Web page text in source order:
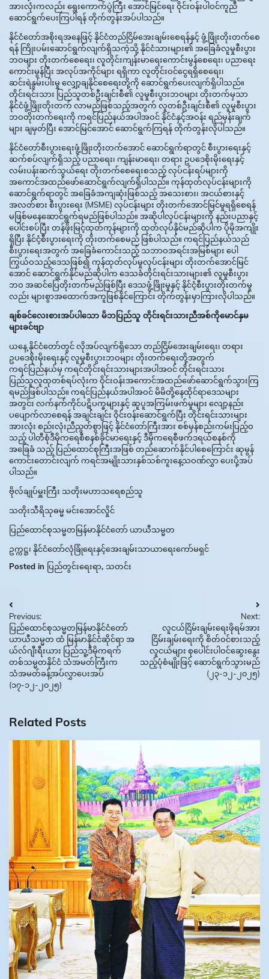
အားလုံးကလည်း ရွေးကောက်ပွဲကြီး အောင်မြင်ရေး ဝိုင်းဝန်းပါဝင်ကူညီ
ဆောင်ရွက်ပေးကြပါရန် တိုက်တွန်းအပ်ပါသည်။
နိုင်ငံတော်အစိုးရအနေဖြင့် နိုင်ငံတည်ငြိမ်အေးချမ်းစေရန်နှင့် ဖွံ့ဖြိုးတိုးတက်စေ
ရန် ကြိုးပမ်းဆောင်ရွက်လျက်ရှိသကဲ့သို့ နိုင်ငံသားများ၏ အခြေခံလူမှုစီးပွား
ဘဝများ တိုးတက်စေရေး၊ လူတိုင်းကျန်းမာရေးကောင်းမွန်စေရေး၊ ပညာရေး
ကောင်းမွန်ပြီး အလုပ်အကိုင်များ ရရှိကာ လူတိုင်းဝင်ငွေရရှိစေရေး၊
ဆင်းရဲနွမ်းပါးမှု လျှော့ချနိုင်စေရေးတို့ကို ဆောင်ရွက်ပေးလျက်ရှိပါသည်။
တိုင်းရင်းသား ပြည်သူတစ်ဦးချင်းစီ၏ လူမှုစီးပွားဘဝများ တိုးတက်မှသာ
နိုင်ငံဖွံ့ဖြိုးတိုးတက် လာမည်ဖြစ်သည့်အတွက် လူတစ်ဦးချင်းစီ၏ လူမှုစီးပွား
ဘဝတိုးတက်ရေးကို ကရင်ပြည်နယ်အပါအဝင် နိုင်ငံနှင့်အဝန်း ရည်မှန်းချက်
များ ချမှတ်ပြီး အောင်မြင်အောင် ဆောင်ရွက်ကြရန် တိုက်တွန်းလိုပါသည်။
နိုင်ငံတော်စီးပွားရေးဖွံ့ဖြိုးတိုးတက်အောင် ဆောင်ရွက်ရာတွင် စီးပွားရေးနှင့်
ဆက်စပ်လျက်ရှိသည့် ပညာရေး၊ ကျန်းမာရေး၊ တရား ဥပဒေစိုးမိုးရေးနှင့်
လမ်းပန်းဆက်သွယ်ရေး တိုးတက်စေရေးစသည့် လုပ်ငန်းရပ်များကို
အကောင်အထည်ဖော်ဆောင်ရွက်လျက်ရှိပါသည်။ ကုန်ထုတ်လုပ်ငန်းများကို
ဆောင်ရွက်ရာတွင် အခြေခံအကျဆုံးဖြစ်သည့် အသေးစား၊ အငယ်စားနှင့်
အလတ်စား စီးပွားရေး (MSME) လုပ်ငန်းများ တိုးတက်အောင်မြင်မှုရရှိစေရန်
မဖြစ်မနေဆောင်ရွက်ရမည်ဖြစ်ပါသည်။ အဆိုပါလုပ်ငန်းများကို နည်းပညာနှင့်
ပေါင်းစပ်ပြီး တန်ဖိုးမြင့်ထုတ်ကုန်များကို ထုတ်လုပ်နိုင်မည်ဆိုပါက ပိုမိုအကျိုး
ရှိပြီး နိုင်ငံ့စီးပွားရေးကို တိုးတက်စေမည် ဖြစ်ပါသည်။ ကရင်ပြည်နယ်သည်
စီးပွားရေးအတွက် အခြေခံကောင်းသည့် သဘာဝအရင်းအမြစ်များ ပေါ
ကြွယ်ဝသည့်ဒေသဖြစ်၍ ကုန်ထုတ်လုပ်မှုလုပ်ငန်းများ တိုးတက်အောင်မြင်
အောင် ဆောင်ရွက်နိုင်မည်ဆိုပါက ဒေသခံတိုင်းရင်းသားများ၏ လူမှုစီးပွား
ဘဝ အဆင်ပြေတိုးတက်မည်ဖြစ်ပြီး ဒေသဖွံ့ဖြိုးမှုနှင့် နိုင်ငံ့စီးပွားတိုးတက်မှု
လည်း များစွာအထောက်အကူဖြစ်နိုင်ကြောင်း တိုက်တွန်းမှာကြားလိုပါသည်။
ချစ်ခင်လေးစားအပ်ပါသော မိဘပြည်သူ တိုင်းရင်းသားညီအစ်ကိုမောင်နှမ
များခင်ဗျာ
ယနေ့ နိုင်ငံတော်တွင် လိုအပ်လျက်ရှိသော တည်ငြိမ်အေးချမ်းရေး၊ တရား
ဥပဒေစိုးမိုးရေးနှင့် လူမှုစီးပွားဘဝများ တိုးတက်ရေးတို့အတွက်
ကရင်ပြည်နယ်မှ ကရင်တိုင်းရင်းသားများအပါအဝင် တိုင်းရင်းသား
ပြည်သူလူထုတစ်ရပ်လုံးက ဝိုင်းဝန်းအကောင်အထည်ဖော်ဆောင်ရွက်သွားကြ
ရမည်ဖြစ်ပါသည်။ ကရင်ပြည်နယ်အပါအဝင် မိမိတို့နေထိုင်ရာဒေသများ
အတွင်း လက်နက်ကိုင်ပဋိပက္ခများနှင့် ဆူပူအကြမ်းဖက်မှုများ လျော့နည်း
ပပျောက်လာစေရန် အချင်းချင်း ဝိုင်းဝန်းဆောင်ရွက်ပြီး တိုင်းရင်းသားများ
အားလုံး စည်းလုံးညီညွတ်စွာဖြင့် နိုင်ငံတော်ကြီးအား စစ်မှန်စည်းကမ်းပြည့်ဝ
သည့် ပါတီစုံဒီမိုကရေစီစနစ်ခိုင်မာရေးနှင့် ဒီမိုကရေစီဖက်ဒရယ်စနစ်ကို
အခြေခံ သည့် ပြည်ထောင်စုကြီးအဖြစ် တည်ဆောက်နိုင်ပါစေကြောင်း ဆုမွန်
ကောင်းတောင်းလျက် ကရင်အမျိုးသားနှစ်သစ်ကူးနေ့သဝဏ်လွှာ ပေးပို့အပ်
ပါသည်။
ဗိုလ်ချုပ်မှူးကြီး သတိုးမဟာသရေစည်သူ
သတိုးသီရိသုဓမ္မ မင်းအောင်လှိုင်
ပြည်ထောင်စုသမ္မတမြန်မာနိုင်ငံတော် ယာယီသမ္မတ
ဥက္ကဋ္ဌ၊ နိုင်ငံတော်လုံခြုံရေးနှင့်အေးချမ်းသာယာရေးကော်မရှင်
Posted in ပြည်တွင်းရေးရာ, သတင်း
Post
navigation
Previous:
ပြည်ထောင်စုသမ္မတမြန်မာနိုင်ငံတော်
ယာယီသမ္မတ ထံ မြန်မာနိုင်ငံဆိုင်ရာ အ
ယ်လ်ဂျီးရီးယား ပြည်သူ့ဒီမိုကရက်
တစ်သမ္မတနိုင်ငံ သံအမတ်ကြီးက
သံအမတ်ခန့်အပ်လွှာပေးအပ်
(၁၇-၁၂-၂၀၂၅)
Next:
လူငယ်ငြိမ်းချမ်းရေးဖိုရမ်အား
ငြိမ်းချမ်းရေးကို စိတ်ဝင်စားသည့်
လူငယ်များ စုပေါင်းပါဝင်ဆွေးနွေး
သည့်ပုံစံမျိုးဖြင့် ဆောင်ရွက်သွားမည်
(၂၃-၁၂-၂၀၂၅)
Related Posts